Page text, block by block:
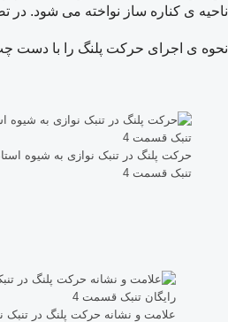
ناحیه ی کناره ساز نواخته می شود. در
نحوه ی اجرای حرکت پلنگ را با دست
حرکت پلنگ در تنبک نوازی به شیوه
تنبک قسمت 4
علامت و نشانه حرکت پلنگ در تنبک